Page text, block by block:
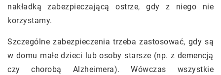
nakładką zabezpieczającą ostrze, gdy z niego nie
korzystamy.
Szczególne zabezpieczenia trzeba zastosować, gdy są
w domu małe dzieci lub osoby starsze (np. z demencją
czy chorobą Alzheimera). Wówczas wszystkie